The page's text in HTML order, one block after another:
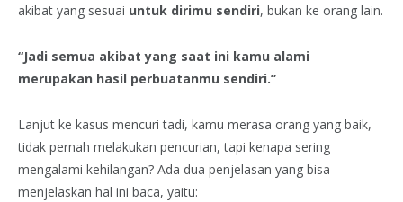
akibat yang sesuai untuk dirimu sendiri, bukan ke orang lain.
“Jadi semua akibat yang saat ini kamu alami
merupakan hasil perbuatanmu sendiri.”
Lanjut ke kasus mencuri tadi, kamu merasa orang yang baik,
tidak pernah melakukan pencurian, tapi kenapa sering
mengalami kehilangan? Ada dua penjelasan yang bisa
menjelaskan hal ini baca, yaitu: